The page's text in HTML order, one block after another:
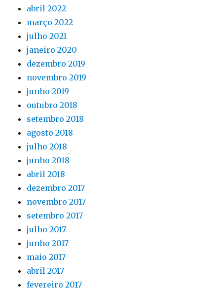
abril 2022
março 2022
julho 2021
janeiro 2020
dezembro 2019
novembro 2019
junho 2019
outubro 2018
setembro 2018
agosto 2018
julho 2018
junho 2018
abril 2018
dezembro 2017
novembro 2017
setembro 2017
julho 2017
junho 2017
maio 2017
abril 2017
fevereiro 2017